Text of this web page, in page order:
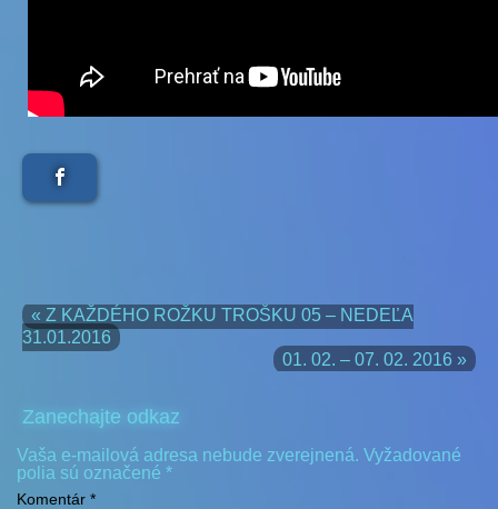
« Z KAŽDÉHO ROŽKU TROŠKU 05 – NEDEĽA
31.01.2016
01. 02. – 07. 02. 2016 »
Zanechajte odkaz
Vaša e-mailová adresa nebude zverejnená. Vyžadované
polia sú označené *
Komentár *